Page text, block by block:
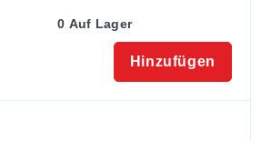
0 Auf Lager
Hinzufügen